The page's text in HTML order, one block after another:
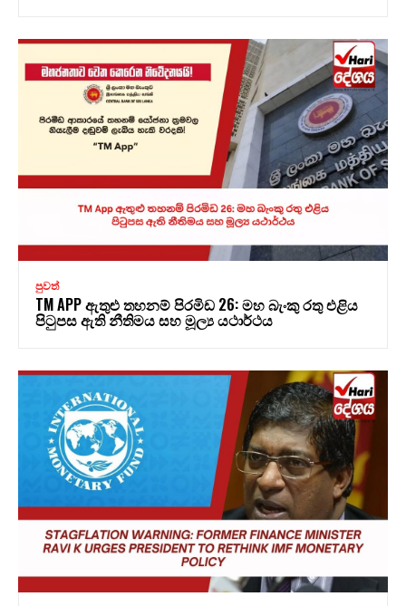
පුවත්
TM APP ඇතුළු තහනම් පිරමිඩ 26: මහ බැංකු රතු එළිය
පිටුපස ඇති නීතිමය සහ මූල්‍ය යථාර්ථය